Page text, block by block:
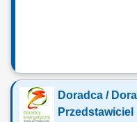
Doradca /